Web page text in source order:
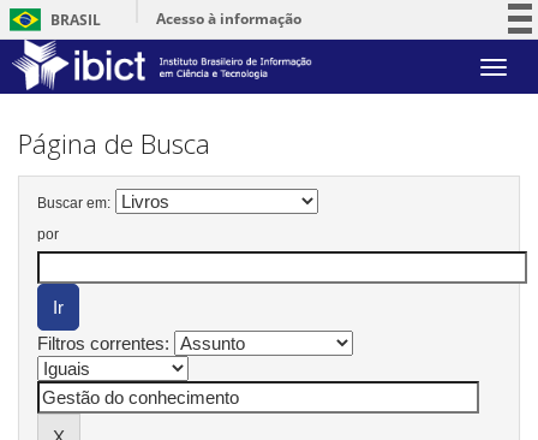
BRASIL
Acesso à informação
Serviços
Skip
Página de Busca
Buscar em:
por
Filtros correntes: